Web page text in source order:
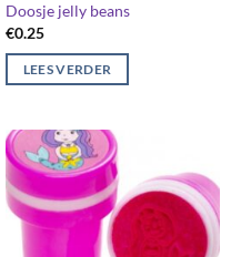
Doosje jelly beans
€0.25
LEES VERDER